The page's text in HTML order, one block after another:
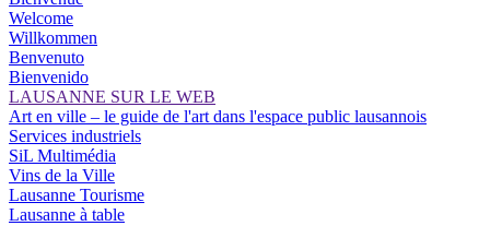
Welcome
Willkommen
Benvenuto
Bienvenido
LAUSANNE SUR LE WEB
Art en ville – le guide de l'art dans l'espace public lausannois
Services industriels
SiL Multimédia
Vins de la Ville
Lausanne Tourisme
Lausanne à table